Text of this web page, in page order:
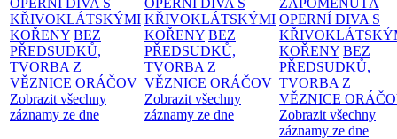
OPERNÍ DIVA S
KŘIVOKLÁTSKÝMI
KOŘENY BEZ
PŘEDSUDKŮ,
TVORBA Z
VĚZNICE ORÁČOV
Zobrazit všechny
záznamy ze dne
OPERNÍ DIVA S
KŘIVOKLÁTSKÝMI
KOŘENY BEZ
PŘEDSUDKŮ,
TVORBA Z
VĚZNICE ORÁČOV
Zobrazit všechny
záznamy ze dne
ZAPOMENUTÁ
OPERNÍ DIVA S
KOŘENY BEZ
PŘEDSUDKŮ,
TVORBA Z
VĚZNICE
Zobrazit všechny
záznamy ze dne